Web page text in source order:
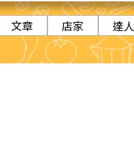
文章 店家 達人